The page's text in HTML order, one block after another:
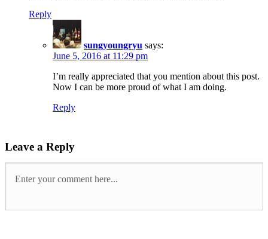
Reply
sungyoungryu says:
June 5, 2016 at 11:29 pm
I’m really appreciated that you mention about this post.
Now I can be more proud of what I am doing.
Reply
Leave a Reply